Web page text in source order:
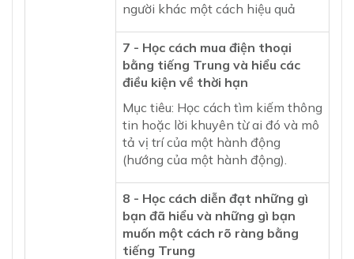
người khác một cách hiệu quả
7 - Học cách mua điện thoại
bằng tiếng Trung và hiểu các
điều kiện về thời hạn
Mục tiêu: Học cách tìm kiếm thông
tin hoặc lời khuyên từ ai đó và mô
tả vị trí của một hành động
(hướng của một hành động).
8 - Học cách diễn đạt những gì
bạn đã hiểu và những gì bạn
muốn một cách rõ ràng bằng
tiếng Trung